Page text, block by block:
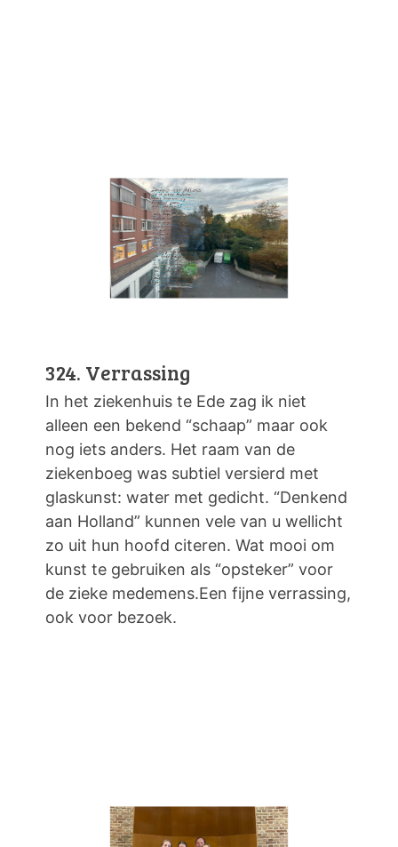
324. Verrassing
In het ziekenhuis te Ede zag ik niet
alleen een bekend “schaap” maar ook
nog iets anders. Het raam van de
ziekenboeg was subtiel versierd met
glaskunst: water met gedicht. “Denkend
aan Holland” kunnen vele van u wellicht
zo uit hun hoofd citeren. Wat mooi om
kunst te gebruiken als “opsteker” voor
de zieke medemens.Een fijne verrassing,
ook voor bezoek.